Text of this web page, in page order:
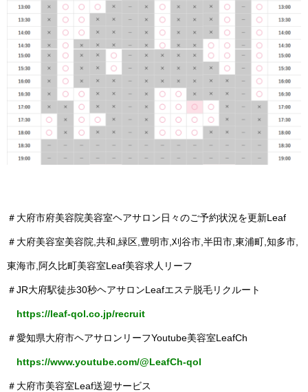
＃大府市府美容院美容室ヘアサロン日々のご予約状況を更新Leaf
＃大府美容室美容院,共和,緑区,豊明市,刈谷市,半田市,東浦町,知多市,
東海市,阿久比町美容室Leaf美容求人リーフ
＃JR大府駅徒歩30秒ヘアサロンLeafエステ脱毛リクルート
https://leaf-qol.co.jp/recruit
＃愛知県大府市ヘアサロンリーフYoutube美容室LeafCh
https://www.youtube.com/@LeafCh-qol
＃大府市美容室Leaf送迎サービス